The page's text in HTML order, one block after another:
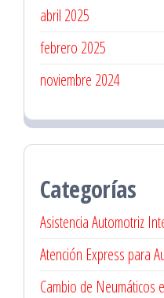
abril 2025
febrero 2025
noviembre 2024
Categorías
Asistencia Automotriz
Atención Express para
Cambio de Neumáticos